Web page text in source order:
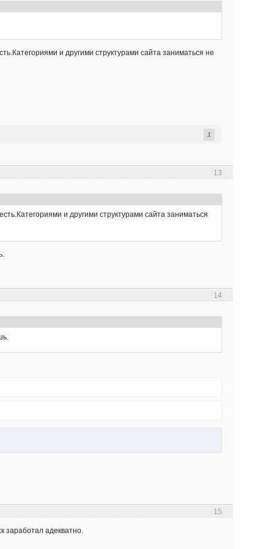
и другими структурами сайта заниматься не
1
13
и другими структурами сайта заниматься
14
15
заработал адекватно.